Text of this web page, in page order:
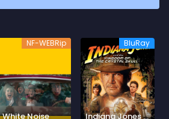
NF-WEBRip
White Noise
BluRay
Indiana Jones and the Kingdom of the Crystal Skull